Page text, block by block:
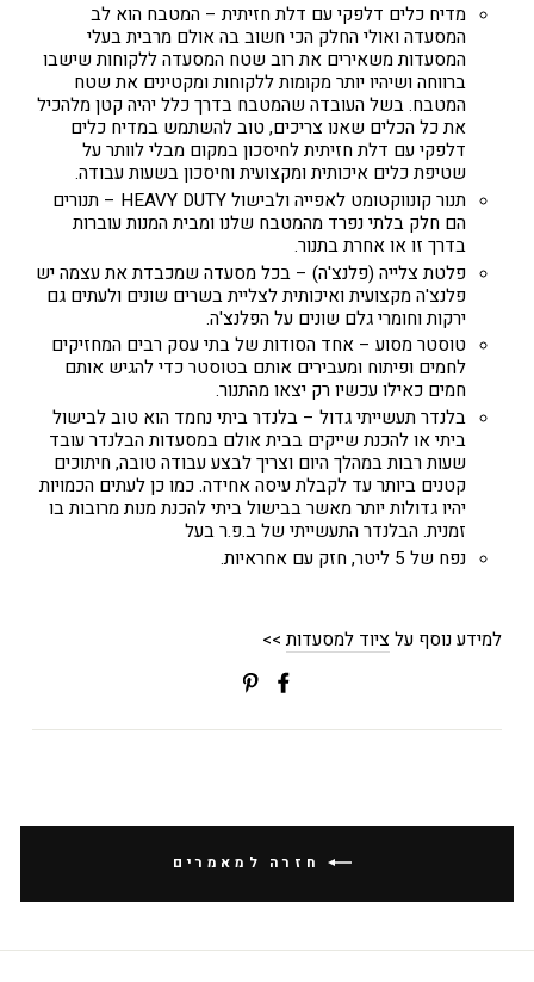
מדיח כלים דלפקי עם דלת חזיתית – המטבח הוא לב
המסעדה ואולי החלק הכי חשוב בה אולם מרבית בעלי
המסעדות משאירים את רוב שטח המסעדה ללקוחות שישבו
ברווחה ושיהיו יותר מקומות ללקוחות ומקטינים את שטח
המטבח. בשל העובדה שהמטבח בדרך כלל יהיה קטן מלהכיל
את כל הכלים שאנו צריכים, טוב להשתמש במדיח כלים
דלפקי עם דלת חזיתית לחיסכון במקום מבלי לוותר על
שטיפת כלים איכותית ומקצועית וחיסכון בשעות עבודה.
תנור קונווקטומט לאפייה ולבישול HEAVY DUTY – תנורים
הם חלק בלתי נפרד מהמטבח שלנו ומבית המנות עוברות
בדרך זו או אחרת בתנור.
פלטת צלייה (פלנצ'ה) – בכל מסעדה שמכבדת את עצמה יש
פלנצ'ה מקצועית ואיכותית לצליית בשרים שונים ולעתים גם
ירקות וחומרי גלם שונים על הפלנצ'ה.
טוסטר מסוע – אחד הסודות של בתי עסק רבים המחזיקים
לחמים ופיתוח ומעבירים אותם בטוסטר כדי להגיש אותם
חמים כאילו עכשיו רק יצאו מהתנור.
בלנדר תעשייתי גדול – בלנדר ביתי נחמד הוא טוב לבישול
ביתי או להכנת שייקים בבית אולם במסעדות הבלנדר עובד
שעות רבות במהלך היום וצריך לבצע עבודה טובה, חיתוכים
קטנים ביותר עד לקבלת עיסה אחידה. כמו כן לעתים הכמויות
יהיו גדולות יותר מאשר בבישול ביתי להכנת מנות מרובות בו
זמנית. הבלנדר התעשייתי של ב.פ.ר בעל
נפח של 5 ליטר, חזק עם אחראיות.
למידע נוסף עלציוד למסעדות >>
שתפי
חזרה למאמרים